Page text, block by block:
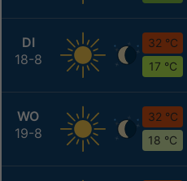
DI
18-8
32 °C
17 °C
WO
19-8
32 °C
18 °C